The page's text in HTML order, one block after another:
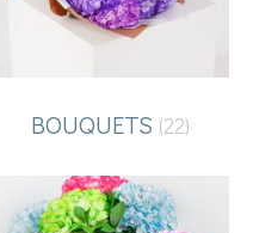
BOUQUETS (22)